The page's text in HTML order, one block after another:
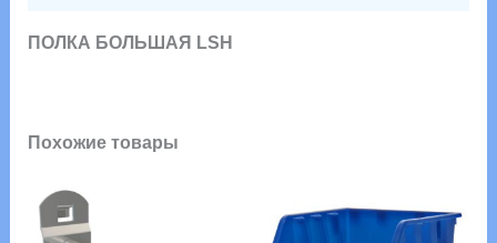
ПОЛКА БОЛЬШАЯ LSH
Похожие товары